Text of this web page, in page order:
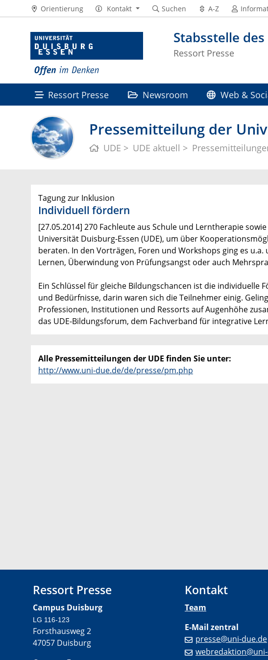
Stabsstelle
Ressort Presse
Orientierung Kontakt Suchen A-Z
Ressort Presse Newsroom Web &
Pressemitteilung der
UDE UDE aktuell
Tagung zur Inklusion
Individuell fördern
[27.05.2014] 270 Fachleute aus Schule und Lerntherapie
Universität Duisburg-Essen (UDE), um über
beraten. In den Vorträgen, Foren und Workshops ging es u.a.
Lernen, Überwindung von Prüfungsangst oder auch
Ein Schlüssel für gleiche Bildungschancen ist die
und Bedürfnisse, darin waren sich die Teilnehmer einig.
Professionen, Institutionen und Ressorts auf Augenhöhe
das UDE-Bildungsforum, dem Fachverband für integrative
Alle Pressemitteilungen der UDE finden Sie unter:
http://www.uni-due.de/de/presse/pm.php
Ressort Presse
Campus Duisburg
LG 116-123
Forsthausweg 2
47057 Duisburg
Kontakt
Team
E-Mail zentral
presse@uni-due.de